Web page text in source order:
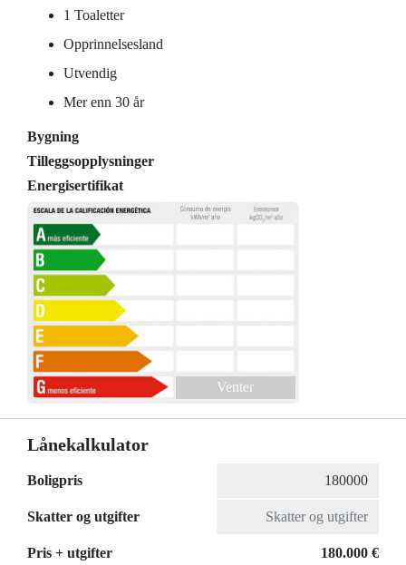
1 Toaletter
Opprinnelsesland
Utvendig
Mer enn 30 år
Bygning
Tilleggsopplysninger
Energisertifikat
Venter
Lånekalkulator
Boligpris
Skatter og utgifter
Pris + utgifter 180.000 €